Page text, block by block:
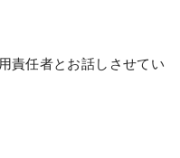
責任者とお話しさせてい